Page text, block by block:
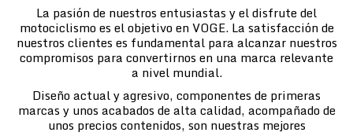
La pasión de nuestros entusiastas y el disfrute del
motociclismo es el objetivo en VOGE. La satisfacción de
nuestros clientes es fundamental para alcanzar nuestros
compromisos para convertirnos en una marca relevante
a nivel mundial.
Diseño actual y agresivo, componentes de primeras
marcas y unos acabados de alta calidad, acompañado de
unos precios contenidos, son nuestras mejores